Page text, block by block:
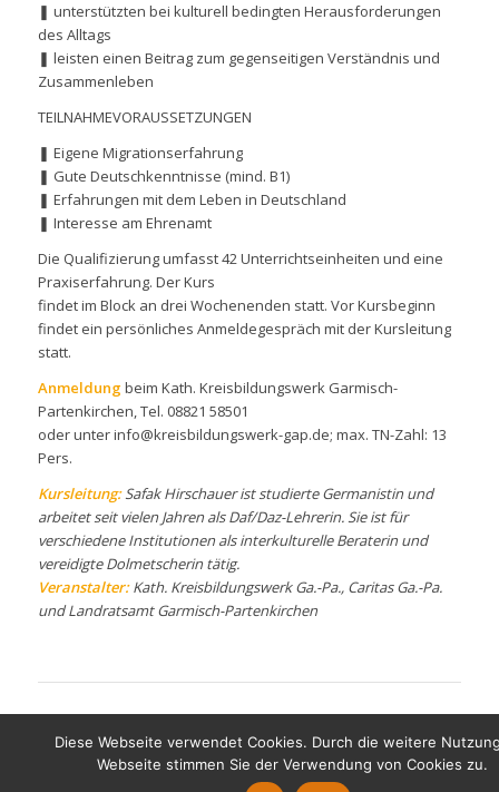
❚ unterstützten bei kulturell bedingten Herausforderungen
des Alltags
❚ leisten einen Beitrag zum gegenseitigen Verständnis und
Zusammenleben
TEILNAHMEVORAUSSETZUNGEN
❚ Eigene Migrationserfahrung
❚ Gute Deutschkenntnisse (mind. B1)
❚ Erfahrungen mit dem Leben in Deutschland
❚ Interesse am Ehrenamt
Die Qualifizierung umfasst 42 Unterrichtseinheiten und eine
Praxiserfahrung. Der Kurs
findet im Block an drei Wochenenden statt. Vor Kursbeginn
findet ein persönliches Anmeldegespräch mit der Kursleitung
statt.
Anmeldungbeim Kath. Kreisbildungswerk Garmisch-
Partenkirchen, Tel. 08821 58501
oder unter info@kreisbildungswerk-gap.de; max. TN-Zahl: 13
Pers.
Kursleitung:Safak Hirschauer ist studierte Germanistin und
arbeitet seit vielen Jahren als Daf/Daz-Lehrerin. Sie ist für
verschiedene Institutionen als interkulturelle Beraterin und
vereidigte Dolmetscherin tätig.
Veranstalter:Kath. Kreisbildungswerk Ga.-Pa., Caritas Ga.-Pa.
und Landratsamt Garmisch-Partenkirchen
Diese Webseite verwendet Cookies. Durch die weitere
Webseite stimmen Sie der Verwendung von Cookies zu.